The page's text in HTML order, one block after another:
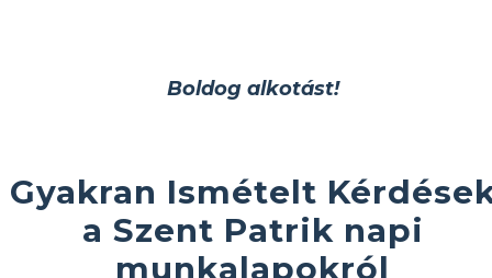
Boldog alkotást!
Gyakran Ismételt
a Szent Patrik napi
munkalapokról